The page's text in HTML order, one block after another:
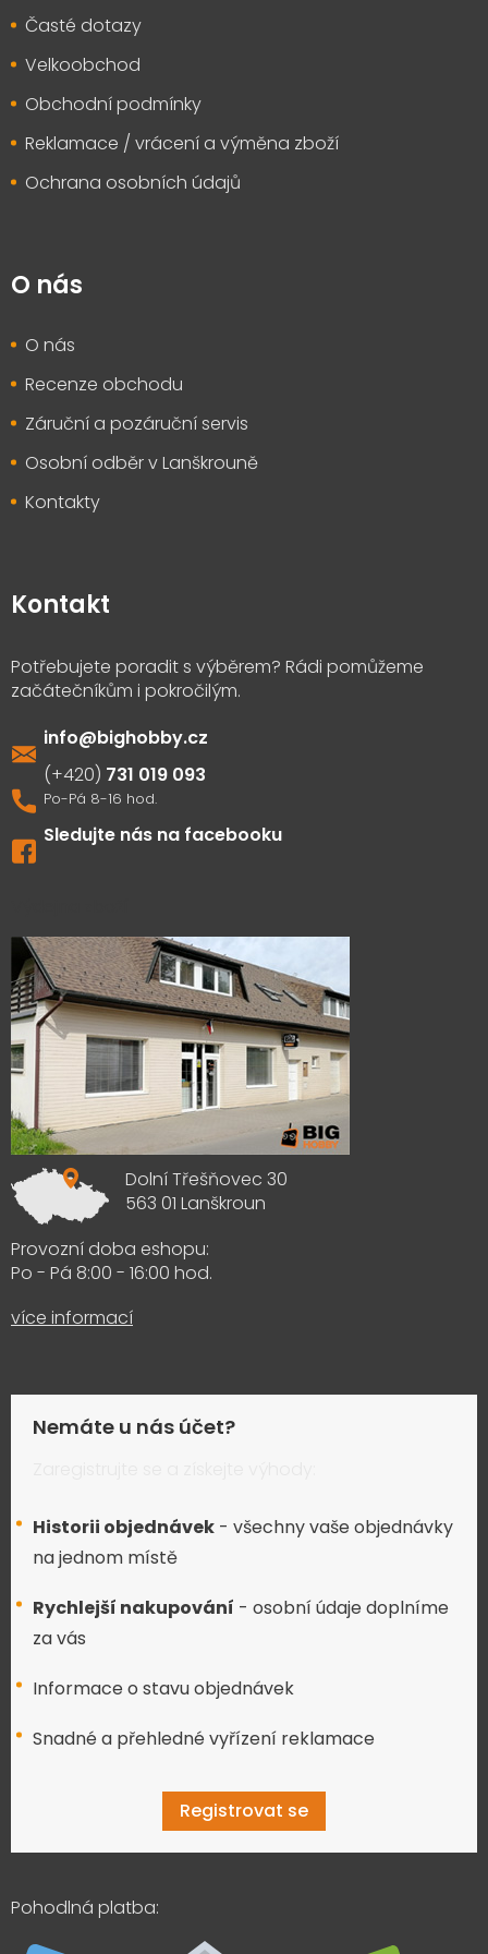
Časté dotazy
Velkoobchod
Obchodní podmínky
Reklamace / vrácení a výměna zboží
Ochrana osobních údajů
O nás
O nás
Recenze obchodu
Záruční a pozáruční servis
Osobní odběr v Lanškrouně
Kontakty
Kontakt
info@bighobby.cz
731 019 093
Sledujte nás na facebooku
Dolní Třešňovec 30
563 01 Lanškroun
Provozní doba eshopu:
Po - Pá 8:00 - 16:00 hod.
více informací
Nemáte u nás účet?
Historii objednávek - všechny vaše objednávky
na jednom místě
Rychlejší nakupování - osobní údaje doplníme
za vás
Informace o stavu objednávek
Snadné a přehledné vyřízení reklamace
Registrovat se
Pohodlná platba: